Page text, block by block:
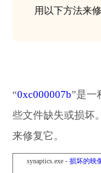
用以下方法来修
“0xc000007b”是一
些文件缺失或损坏
来修复它。
synaptics.exe - 损坏的映